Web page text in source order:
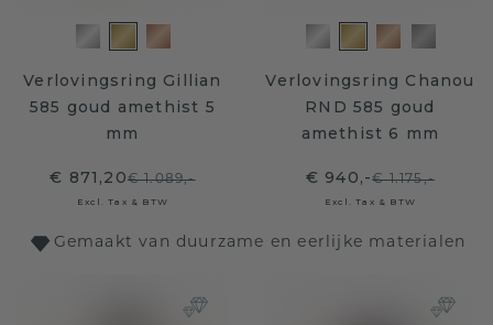
Verlovingsring Gillian
585 goud amethist 5
mm
€ 871,20€ 1.089,-
Excl. Tax & BTW
Verlovingsring Chanou
RND 585 goud
amethist 6 mm
€ 940,-€ 1.175,-
Excl. Tax & BTW
Gemaakt van duurzame en eerlijke materialen